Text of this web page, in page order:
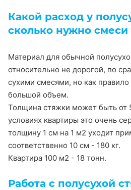
Какой расход у
сколько нужно смеси
Материал для обычной
относительно не дорогой, по
сухими смесями, но как
большой объем.
Толщина стяжки может быть от
условиях квартиры это очень
толщину 1 см на 1 м2 уходит
соответственно 10 см - 180 кг.
Квартира 100 м2 - 18 тонн.
Работа с полусухой